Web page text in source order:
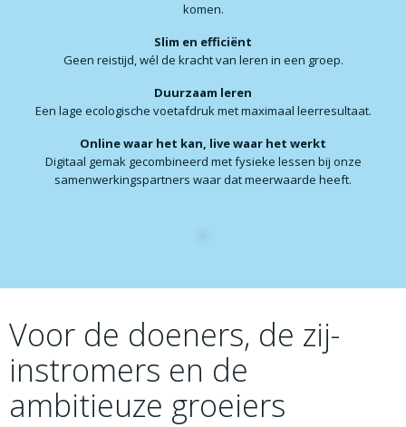
komen.
Slim en efficiënt
Geen reistijd, wél de kracht van leren in een groep.
Duurzaam leren
Een lage ecologische voetafdruk met maximaal leerresultaat.
Online waar het kan, live waar het werkt
Digitaal gemak gecombineerd met fysieke lessen bij onze
samenwerkingspartners waar dat meerwaarde heeft.
Voor de doeners, de zij-
instromers en de
ambitieuze groeiers